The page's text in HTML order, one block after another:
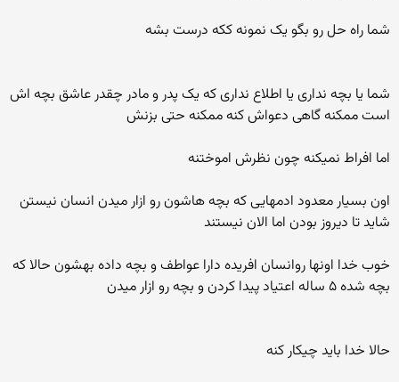
شما راه حل رو بگو یک نمونه ککه درست بشه
شما یا بچه نداری یا اطلاع نداری که یک پدر و مادر چقدر عاشق بچه اش
است ممکنه گاهی دعواش کنه ممکنه حتی بزنش
اما افراط نمیکنه چون نظرش اموختنه
اون بسیار معدود ادمهایی که بچه هاشون رو ازار میدن انسان نیستن
شاید تا دیروز بودن اما الان نیستند
خوب خدا اونها روانسان افریده دارا عواطف و بچه داده بهشون حالا که
بچه شده ۵ ساله اعتیاد پیدا کردن و بچه رو ازار میدن
حالا خدا باید چیکار کنه